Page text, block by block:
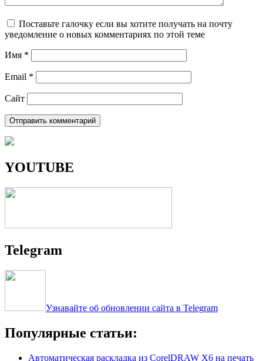
Поставьте галочку если вы хотите получать на почту
уведомление о новых комментариях по этой теме
Имя *
Email *
Сайт
YOUTUBE
Telegram
Узнавайте об обновлении сайта в Telegram
Популярные статьи:
Автоматическая раскладка из CorelDRAW X6 на печать